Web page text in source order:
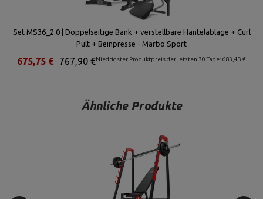
Set MS36_2.0 | Doppelseitige Bank + verstellbare Hantelablage + Curl
Pult + Beinpresse - Marbo Sport
Niedrigster Produktpreis der letzten 30 Tage: 683,43 €
767,90 €
675,75 €
Ähnliche Produkte